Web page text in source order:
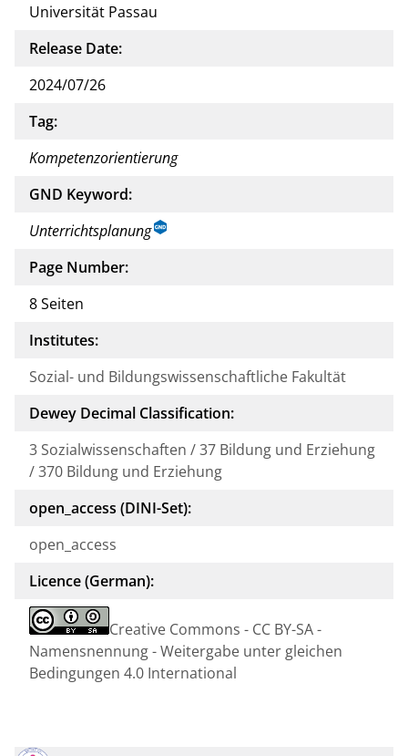
Universität Passau
Release Date:
2024/07/26
Tag:
Kompetenzorientierung
GND Keyword:
Unterrichtsplanung
Page Number:
8 Seiten
Institutes:
Sozial- und Bildungswissenschaftliche Fakultät
Dewey Decimal Classification:
3 Sozialwissenschaften / 37 Bildung und Erziehung
/ 370 Bildung und Erziehung
open_access (DINI-Set):
open_access
Licence (German):
Creative Commons - CC BY-SA -
Namensnennung - Weitergabe unter gleichen
Bedingungen 4.0 International